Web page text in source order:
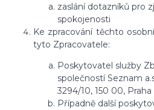
zaslání dotazníků pro
spokojenosti
Ke zpracování těchto
tyto Zpracovatele:
Poskytovatel služby
společností Seznam
3294/10, 150 00, Praha
Případně další